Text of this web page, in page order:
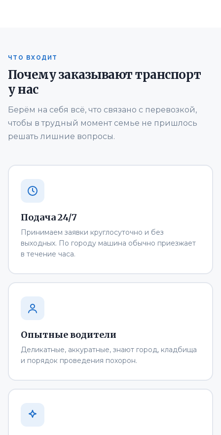
ЧТО ВХОДИТ
Почему заказывают транспорт
у нас
Берём на себя всё, что связано с перевозкой,
чтобы в трудный момент семье не пришлось
решать лишние вопросы.
Подача 24/7
Принимаем заявки круглосуточно и без
выходных. По городу машина обычно приезжает
в течение часа.
Опытные водители
Деликатные, аккуратные, знают город, кладбища
и порядок проведения похорон.